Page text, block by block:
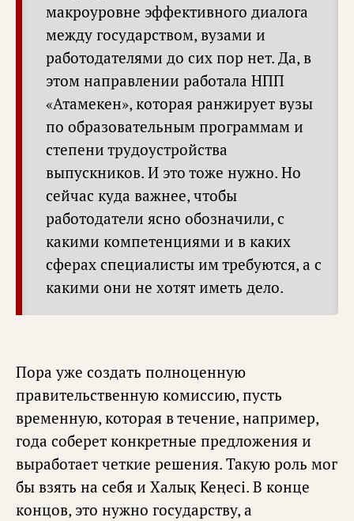
макроуровне эффективного диалога
между государством, вузами и
работодателями до сих пор нет. Да, в
этом направлении работала НПП
«Атамекен», которая ранжирует вузы
по образовательным программам и
степени трудоустройства
выпускников. И это тоже нужно. Но
сейчас куда важнее, чтобы
работодатели ясно обозначили, с
какими компетенциями и в каких
сферах специалисты им требуются, а с
какими они не хотят иметь дело.
Пора уже создать полноценную
правительственную комиссию, пусть
временную, которая в течение, например,
года соберет конкретные предложения и
выработает четкие решения. Такую роль мог
бы взять на себя и Халық Кеңесі. В конце
концов, это нужно государству, а